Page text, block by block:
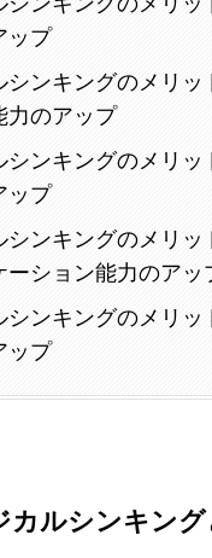
ップ
シンキングのメリッ
力のアップ
シンキングのメリッ
ップ
シンキングのメリッ
ーション能力のアッ
シンキングのメリッ
ップ
カルシンキング